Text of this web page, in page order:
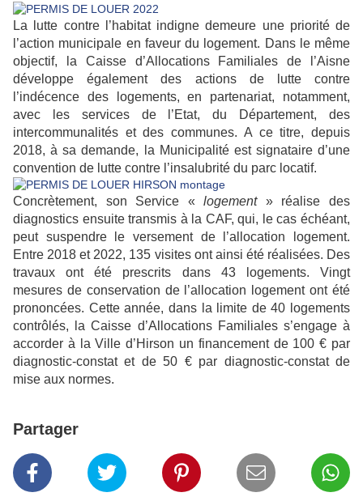
La lutte contre l’habitat indigne demeure une priorité de
l’action municipale en faveur du logement. Dans le même
objectif, la Caisse d’Allocations Familiales de l’Aisne
développe également des actions de lutte contre
l’indécence des logements, en partenariat, notamment,
avec les services de l’Etat, du Département, des
intercommunalités et des communes. A ce titre, depuis
2018, à sa demande, la Municipalité est signataire d’une
convention de lutte contre l’insalubrité du parc locatif.
Concrètement, son Service «logement» réalise des
diagnostics ensuite transmis à la CAF, qui, le cas échéant,
peut suspendre le versement de l’allocation logement.
Entre 2018 et 2022, 135 visites ont ainsi été réalisées. Des
travaux ont été prescrits dans 43 logements. Vingt
mesures de conservation de l’allocation logement ont été
prononcées. Cette année, dans la limite de 40 logements
contrôlés, la Caisse d’Allocations Familiales s’engage à
accorder à la Ville d’Hirson un financement de 100 € par
diagnostic-constat et de 50 € par diagnostic-constat de
mise aux normes.
Partager